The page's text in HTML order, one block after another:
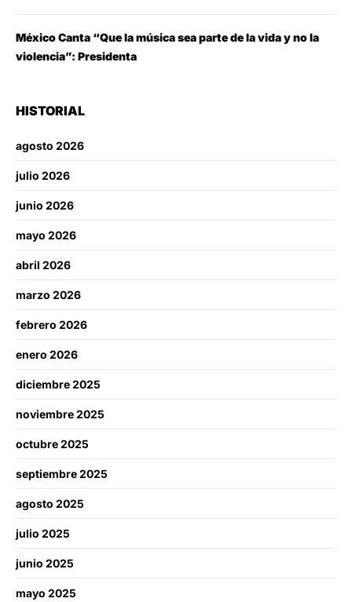
México Canta “Que la música sea parte de la vida y no la
violencia”: Presidenta
HISTORIAL
agosto 2026
julio 2026
junio 2026
mayo 2026
abril 2026
marzo 2026
febrero 2026
enero 2026
diciembre 2025
noviembre 2025
octubre 2025
septiembre 2025
agosto 2025
julio 2025
junio 2025
mayo 2025